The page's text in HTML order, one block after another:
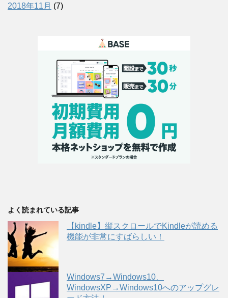
2018年11月 (7)
よく読まれている記事
【kindle】縦スクロールでKindleが読める
機能が非常にすばらしい！
Windows7→Windows10、
WindowsXP→Windows10へのアップグレ